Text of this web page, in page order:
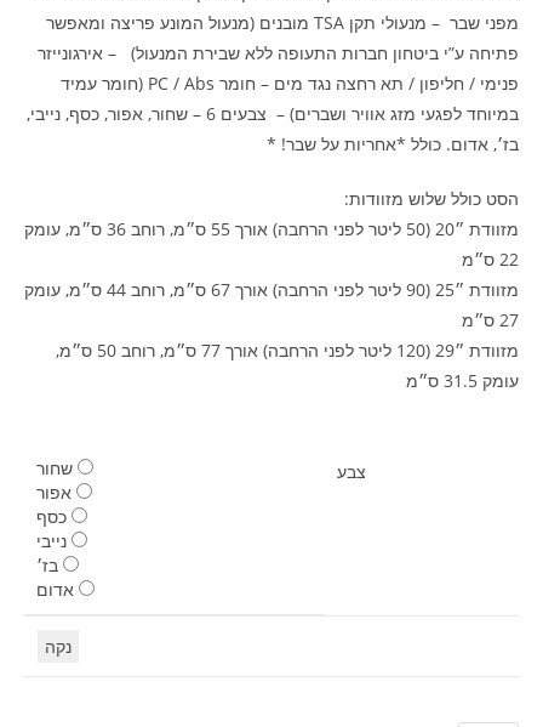
מפני שבר – מנעולי תקן TSA מובנים (מנעול המונע פריצה ומאפשר
פתיחה ע”י ביטחון חברות התעופה ללא שבירת המנעול) – אירגונייזר
פנימי / חליפון / תא רחצה נגד מים – חומר PC / Abs (חומר עמיד
במיוחד לפגעי מזג אוויר ושברים) – צבעים 6 – שחור, אפור, כסף, נייבי,
בז׳, אדום. כולל *אחריות על שבר! *
הסט כולל שלוש מזוודות:
מזוודת ״20 (50 ליטר לפני הרחבה) אורך 55 ס״מ, רוחב 36 ס״מ, עומק
22 ס״מ
מזוודת ״25 (90 ליטר לפני הרחבה) אורך 67 ס״מ, רוחב 44 ס״מ, עומק
27 ס״מ
מזוודת ״29 (120 ליטר לפני הרחבה) אורך 77 ס״מ, רוחב 50 ס״מ,
עומק 31.5 ס״מ
צבע
שחור
אפור
כסף
נייבי
בז׳
אדום
נקה